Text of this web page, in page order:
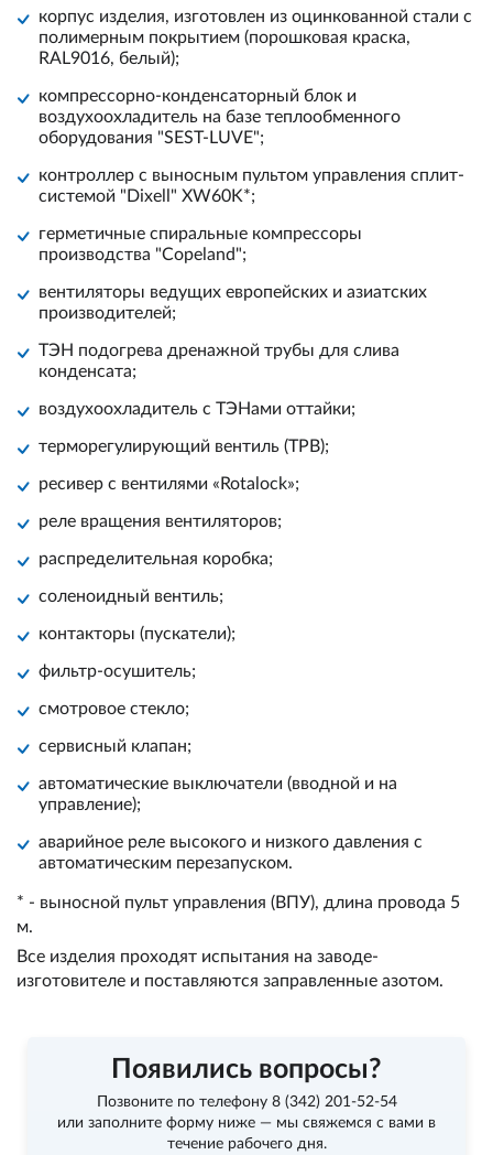
корпус изделия, изготовлен из оцинкованной стали с
полимерным покрытием (порошковая краска,
RAL9016, белый);
компрессорно-конденсаторный блок и
воздухоохладитель на базе теплообменного
оборудования "SEST-LUVE";
контроллер с выносным пультом управления сплит-
системой "Dixell" XW60K*;
герметичные спиральные компрессоры
производства "Copeland";
вентиляторы ведущих европейских и азиатских
производителей;
ТЭН подогрева дренажной трубы для слива
конденсата;
воздухоохладитель с ТЭНами оттайки;
терморегулирующий вентиль (ТРВ);
ресивер с вентилями «Rotalock»;
реле вращения вентиляторов;
распределительная коробка;
соленоидный вентиль;
контакторы (пускатели);
фильтр-осушитель;
смотровое стекло;
сервисный клапан;
автоматические выключатели (вводной и на
управление);
аварийное реле высокого и низкого давления с
автоматическим перезапуском.
* - выносной пульт управления (ВПУ), длина провода 5
м.
Все изделия проходят испытания на заводе-
изготовителе и поставляются заправленные азотом.
Появились вопросы?
Позвоните по телефону 8 (342) 201-52-54
или заполните форму ниже — мы свяжемся с вами в
течение рабочего дня.